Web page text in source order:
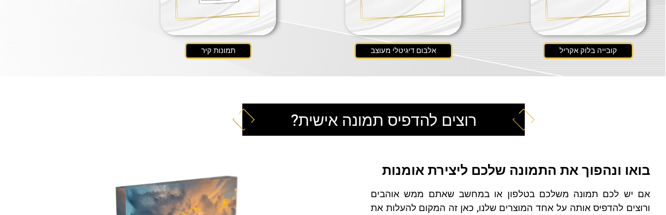
קובייה בלוק אקריל אלבום דיגיטלי מעוצב תמונות קיר
רוצים להדפיס תמונה אישית?
בואו ונהפוך את התמונה שלכם ליצירת אומנות
אם יש לכם תמונה משלכם בטלפון או במחשב שאתם ממש אוהבים
ורוצים להדפיס אותה על אחד המוצרים שלנו, כאן זה המקום להעלות את